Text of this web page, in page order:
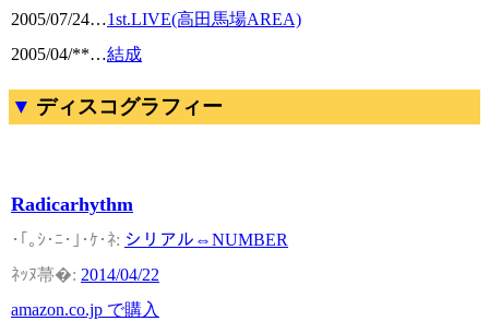
2005/07/24…1st.LIVE(高田馬場AREA)
2005/04/**…結成
ディスコグラフィー
Radicarhythm
シリアル⇔NUMBER
2014/04/22
amazon.co.jp で購入